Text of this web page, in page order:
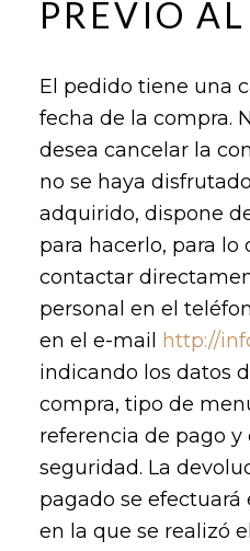
PREVIO
El pedido tiene una
fecha de la compra.
desea cancelar la
no se haya
adquirido, dispone
para hacerlo, para lo
contactar
personal en el
en el e-mail
http://
indicando los datos
compra, tipo de
referencia de pago y
seguridad. La
pagado se
en la que se realizó